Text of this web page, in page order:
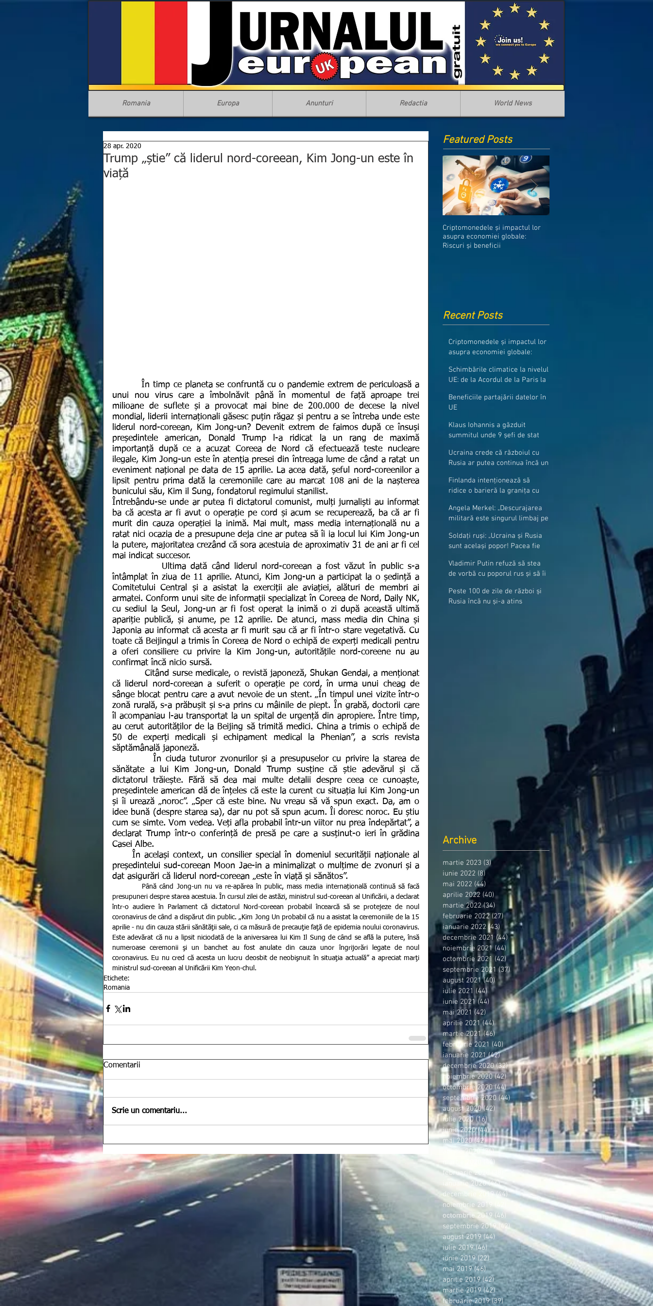
Romania Europa Anunturi Redactia World News
Trump „știe” că liderul nord-coreean, Kim Jong-un este în
viață
28 apr. 2020
unui nou virus care a îmbolnăvit până în momentul de față aproape trei
milioane de suflete și a provocat mai bine de 200.000 de decese la nivel
mondial, liderii internaționali găsesc puțin răgaz și pentru a se întreba unde este
liderul nord-coreean, Kim Jong-un? Devenit extrem de faimos după ce însuși
președintele american, Donald Trump l-a ridicat la un rang de maximă
importanță după ce a acuzat Coreea de Nord că efectuează teste nucleare
ilegale, Kim Jong-un este în atenția presei din întreaga lume de când a ratat un
eveniment național pe data de 15 aprilie. La acea dată, șeful nord-coreenilor a
lipsit pentru prima dată la ceremoniile care au marcat 108 ani de la nașterea
bunicului său, Kim il Sung, fondatorul regimului stanilist.
Întrebându-se unde ar putea fi dictatorul comunist, mulți jurnaliști au informat
ba că acesta ar fi avut o operație pe cord și acum se recuperează, ba că ar fi
murit din cauza operației la inimă. Mai mult, mass media internațională nu a
ratat nici ocazia de a presupune deja cine ar putea să îi ia locul lui Kim Jong-un
la putere, majoritatea crezând că sora acestuia de aproximativ 31 de ani ar fi cel
mai indicat succesor.
întâmplat în ziua de 11 aprilie. Atunci, Kim Jong-un a participat la o ședință a
Comitetului Central și a asistat la exerciții ale aviației, alături de membri ai
armatei. Conform unui site de informații specializat în Coreea de Nord, Daily NK,
cu sediul la Seul, Jong-un ar fi fost operat la inimă o zi după această ultimă
apariție publică, și anume, pe 12 aprilie. De atunci, mass media din China și
Japonia au informat că acesta ar fi murit sau că ar fi într-o stare vegetativă. Cu
toate că Beijingul a trimis în Coreea de Nord o echipă de experți medicali pentru
a oferi consiliere cu privire la Kim Jong-un, autoritățile nord-coreene nu au
confirmat încă nicio sursă.
că liderul nord-coreean a suferit o operație pe cord, în urma unui cheag de
sânge blocat pentru care a avut nevoie de un stent. „În timpul unei vizite într-o
zonă rurală, s-a prăbușit și s-a prins cu mâinile de piept. În grabă, doctorii care
îl acompaniau l-au transportat la un spital de urgență din apropiere. Între timp,
au cerut autorităților de la Beijing să trimită medici. China a trimis o echipă de
50 de experți medicali și echipament medical la Phenian”, a scris revista
săptămânală japoneză.
sănătate a lui Kim Jong-un, Donald Trump susține că știe adevărul și că
dictatorul trăiește. Fără să dea mai multe detalii despre ceea ce cunoaște,
președintele american dă de înțeles că este la curent cu situația lui Kim Jong-un
și îi urează „noroc”. „Sper că este bine. Nu vreau să vă spun exact. Da, am o
idee bună (despre starea sa), dar nu pot să spun acum. Îi doresc noroc. Eu știu
cum se simte. Vom vedea. Veți afla probabil într-un viitor nu prea îndepărtat”, a
declarat Trump într-o conferință de presă pe care a susținut-o ieri în grădina
Casei Albe.
președintelui sud-coreean Moon Jae-in a minimalizat o mulțime de zvonuri și a
dat asigurări că liderul nord-coreean „este în viață și sănătos”.
presupuneri despre starea acestuia. În cursul zilei de astăzi, ministrul sud-coreean al Unificării, a declarat
într-o audiere în Parlament că dictatorul Nord-coreean probabil încearcă să se protejeze de noul
coronavirus de când a dispărut din public. „Kim Jong Un probabil că nu a asistat la ceremoniile de la 15
aprilie - nu din cauza stării sănătăţii sale, ci ca măsură de precauţie faţă de epidemia noului coronavirus.
Este adevărat că nu a lipsit niciodată de la aniversarea lui Kim Il Sung de când se află la putere, însă
numeroase ceremonii şi un banchet au fost anulate din cauza unor îngrijorări legate de noul
coronavirus. Eu nu cred că acesta un lucru deosbit de neobişnuit în situaţia actuală” a apreciat marţi
ministrul sud-coreean al Unificării Kim Yeon-chul.
Etichete:
Romania
Comentarii
Scrie un comentariu...
Featured Posts
Criptomonedele și impactul lor
asupra economiei globale:
Riscuri și beneficii
Recent Posts
Criptomonedele și impactul lor
asupra economiei globale:
Schimbările climatice la nivelul
UE: de la Acordul de la Paris la
Beneficiile partajării datelor în
UE
Klaus Iohannis a găzduit
summitul unde 9 șefi de stat
granițe
Ucraina crede că războiul cu
Rusia ar putea continua încă un
Finlanda intenționează să
ridice o barieră la granița cu
Angela Merkel: „Descurajarea
militară este singurul limbaj pe
Soldați ruși: „Ucraina și Rusia
sunt același popor! Pacea fie
Vladimir Putin refuză să stea
de vorbă cu poporul rus și să îi
Peste 100 de zile de război și
Rusia încă nu și-a atins
Archive
martie 2023 (3)3 postări
iunie 2022 (8)8 postări
mai 2022 (44) 44 postări
aprilie 2022 (40)40 postări
martie 2022 (34) 34 postări
februarie 2022 (27)27 postări
ianuarie 2022 (43) 43 postări
decembrie 2021 (44)44 postări
noiembrie 2021 (44) 44 postări
octombrie 2021 (42)42 postări
septembrie 2021 (37)37 postări
august 2021 (40)40 postări
iulie 2021 (44)44 postări
iunie 2021 (44) 44 postări
mai 2021 (42) 42 postări
aprilie 2021 (44)44 postări
martie 2021 (46)46 postări
februarie 2021 (40)40 postări
ianuarie 2021 (42)42 postări
decembrie 2020 (32)32 postări
noiembrie 2020 (42) 42 postări
octombrie 2020 (44)44 postări
septembrie 2020 (44)44 postări
august 2020 (42)42 postări
iulie 2020 (16)16 postări
iunie 2020 (44)44 postări
mai 2020 (42)42 postări
aprilie 2020 (36)36 postări
martie 2020
(44) 44 postări
februarie 2020
38 postări
ianuarie 2020 (46)46 postări
decembrie 2019 (44)44 postări
noiembrie 2019
42 postări
octombrie 2019 (46) 46 postări
septembrie 2019 (42)42 postări
august 2019 (44) 44 postări
iulie 2019 (46) 46 postări
iunie 2019 (22) 22 postări
mai 2019 (46)46 postări
aprilie 2019 (42)42 postări
martie 2019 (42)42 postări
februarie 2019 (39)39 postări